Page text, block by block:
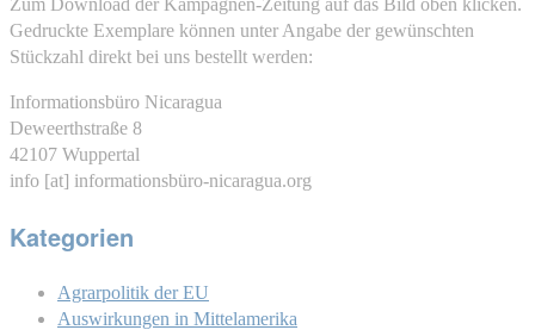
Gedruckte Exemplare können unter Angabe der gewünschten
Stückzahl direkt bei uns bestellt werden:
Informationsbüro Nicaragua
Deweerthstraße 8
42107 Wuppertal
info [at] informationsbüro-nicaragua.org
Kategorien
Agrarpolitik der EU
Auswirkungen in Mittelamerika